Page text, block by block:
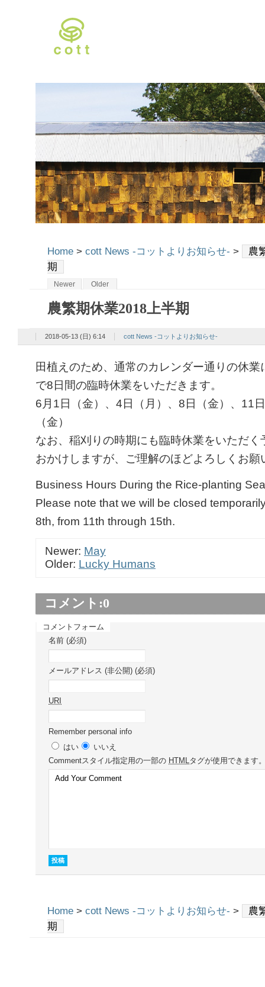
Home > cott News -コットよりお知らせ- >
農
期
Newer Older
農繁期休業2018上半期
2018-05-13 (日) 6:14 cott News -コットよりお知らせ-
田植えのため、通常のカレンダー通りの休
で8日間の臨時休業をいただきます。
6月1日（金）、4日（月）、8日（金）、11
（金）
なお、稲刈りの時期にも臨時休業をいただく
おかけしますが、ご理解のほどよろしくお願
Business Hours During the Rice-planting
Please note that we will be closed
8th, from 11th through 15th.
Newer: May
Older: Lucky Humans
コメント:0
コメントフォーム
名前 (必須)
メールアドレス (非公開) (必須)
URI
Remember personal info
はい
いいえ
Commentスタイル指定用の一部の HTML タグが使用できます
Home > cott News -コットよりお知らせ- >
農
期